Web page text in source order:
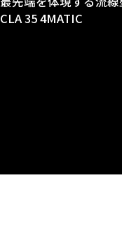
CLA 35 4MATIC